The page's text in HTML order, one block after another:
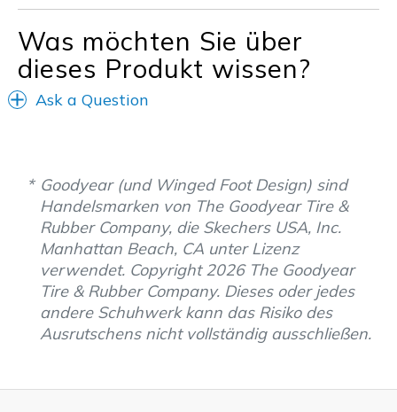
Meine Meinung zu
Ersatzpaar für alte
Was möchten Sie über
dieses Produkt wissen?
Ask a Question
Goodyear (und Winged Foot Design) sind
Handelsmarken von The Goodyear Tire &
Rubber Company, die Skechers USA, Inc.
Manhattan Beach, CA unter Lizenz
verwendet. Copyright 2026 The Goodyear
Tire & Rubber Company. Dieses oder jedes
andere Schuhwerk kann das Risiko des
Ausrutschens nicht vollständig ausschließen.